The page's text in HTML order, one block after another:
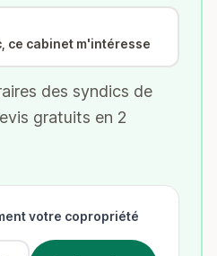
ce cabinet m'intéresse
des syndics de
gratuits en 2
votre copropriété